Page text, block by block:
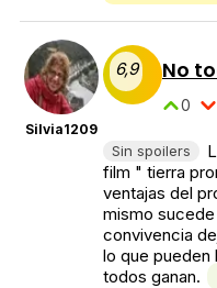
Silvia1209
6,9 No
0
Sin spoilers
film " tierra
ventajas del
mismo
convivencia
lo que pueden
todos ganan.